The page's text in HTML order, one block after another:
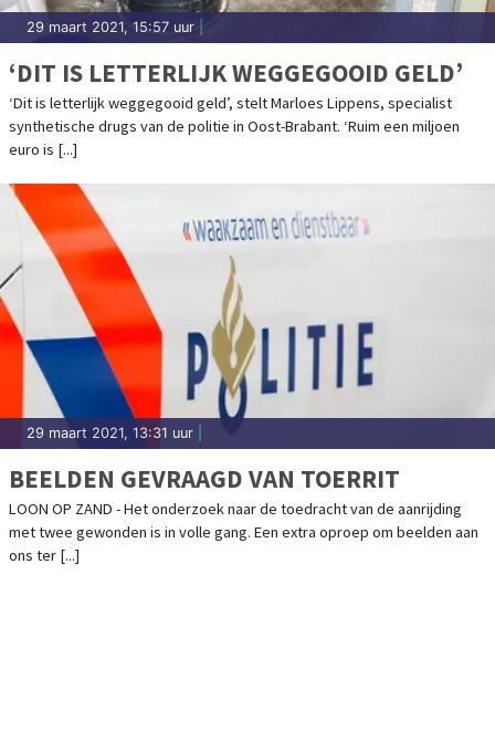
29 maart 2021, 15:57 uur
‘DIT IS LETTERLIJK WEGGEGOOID GELD’
‘Dit is letterlijk weggegooid geld’, stelt Marloes Lippens, specialist
synthetische drugs van de politie in Oost-Brabant. ‘Ruim een miljoen
euro is [...]
29 maart 2021, 13:31 uur
BEELDEN GEVRAAGD VAN TOERRIT
LOON OP ZAND - Het onderzoek naar de toedracht van de aanrijding
met twee gewonden is in volle gang. Een extra oproep om beelden aan
ons ter [...]